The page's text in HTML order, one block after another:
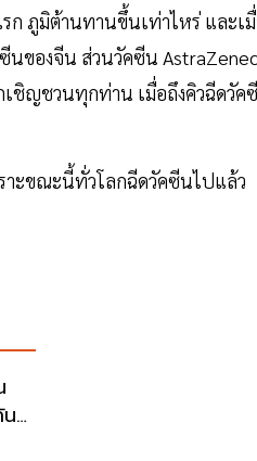
ก ภูมิต้านทานขึ้นเท่าไหร่ และเ
นของจีน ส่วนวัคซีน
เชิญชวนทุกท่าน เมื่อถึงคิวฉีดวัค
าะขณะนี้ทั่วโลกฉีดวัคซีนไปแล้ว